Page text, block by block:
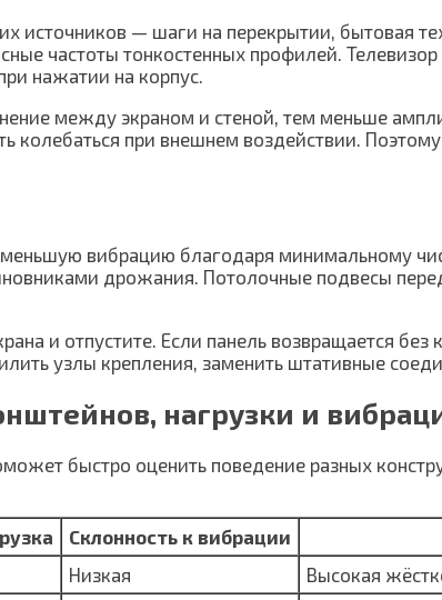
источников — шаги на перекрытии, бытовая
частоты тонкостенных профилей.
нажатии на корпус.
между экраном и стеной, тем меньше
колебаться при внешнем воздействии.
вибрацию благодаря минимальному
дрожания. Потолочные подвесы
и отпустите. Если панель возвращается
узлы крепления, заменить штативные
нагрузки и
быстро оценить поведение разных
Склонность к вибрации
Низкая
Высокая